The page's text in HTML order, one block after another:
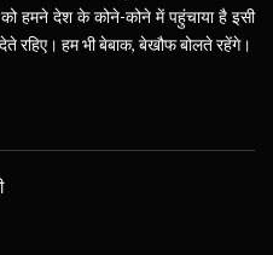
हमने देश के कोने-कोने में पहुंचाया है इसी
देते रहिए। हम भी बेबाक, बेखौफ बोलते रहेंगे।